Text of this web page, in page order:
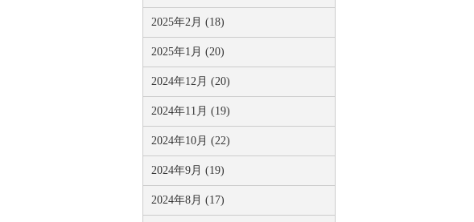
2025年2月 (18)
2025年1月 (20)
2024年12月 (20)
2024年11月 (19)
2024年10月 (22)
2024年9月 (19)
2024年8月 (17)